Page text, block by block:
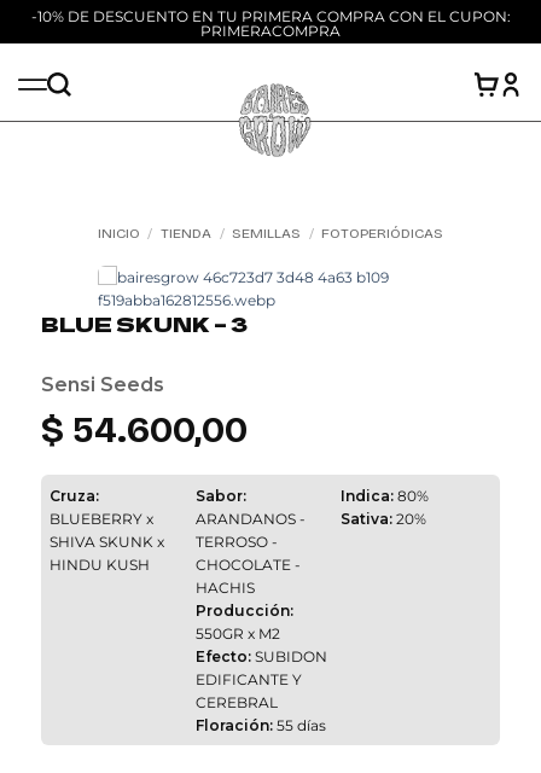
-10% DE DESCUENTO EN TU PRIMERA COMPRA CON EL CUPON:
PRIMERACOMPRA
contenido
INICIO / TIENDA / SEMILLAS / FOTOPERIÓDICAS
Add to
BLUE SKUNK – 3
Sensi Seeds
$ 54.600,00
Cruza:
BLUEBERRY x
SHIVA SKUNK x
HINDU KUSH
Sabor:
ARANDANOS -
TERROSO -
CHOCOLATE -
HACHIS
Producción:
550GR x M2
Efecto:SUBIDON
EDIFICANTE Y
CEREBRAL
Floración:55 días
Indica: 80%
Sativa: 20%